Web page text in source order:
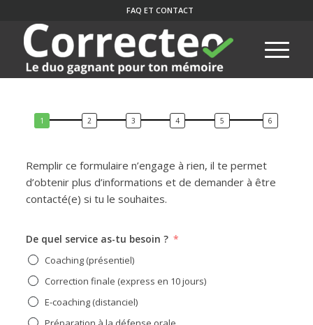
FAQ ET CONTACT
Remplir ce formulaire n’engage à rien, il te permet
d’obtenir plus d’informations et de demander à être
contacté(e) si tu le souhaites.
De quel service as-tu besoin ?
Coaching (présentiel)
Correction finale (express en 10 jours)
E-coaching (distanciel)